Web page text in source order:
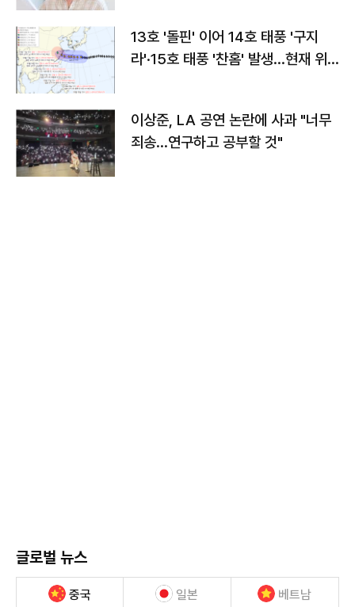
13호 '돌핀' 이어 14호 태풍 '구지
라'·15호 태풍 '찬홈' 발생…현재 위
이상준, LA 공연 논란에 사과 "너무
죄송…연구하고 공부할 것"
글로벌 뉴스
중국 일본 베트남